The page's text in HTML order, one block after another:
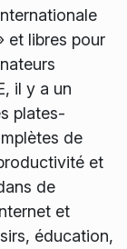
et libres pour
il y a un
plates-
de
et
de
et
éducation,